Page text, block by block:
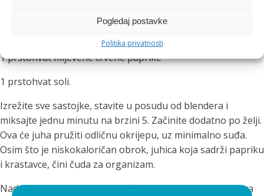
Pogledaj postavke
Politika privatnosti
1 prstohvat mljevene crvene paprike
1 prstohvat soli.
Izrežite sve sastojke, stavite u posudu od blendera i
miksajte jednu minutu na brzini 5. Začinite dodatno po želji.
Ova će juha pružiti odličnu okrijepu, uz minimalno suđa.
Osim što je niskokaloričan obrok, juhica koja sadrži papriku
i krastavce, čini čuda za organizam.
Nadamo se da smo uspjeli dočarati barem mali dio onoga